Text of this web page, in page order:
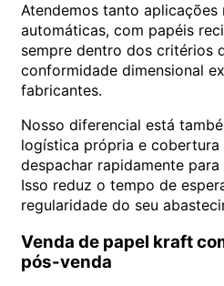
Atendemos tanto aplicações
automáticas, com papéis
sempre dentro dos critérios
conformidade dimensional
fabricantes.
Nosso diferencial está
logística própria e cobertura
despachar rapidamente
Isso reduz o tempo de
regularidade do seu
Venda de papel kraft
pós-venda